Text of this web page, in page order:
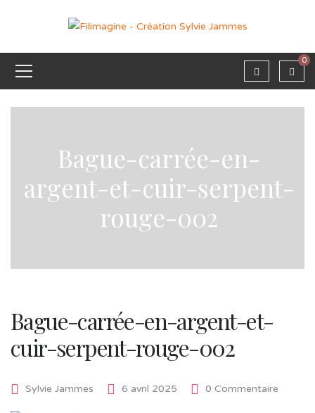
0
Bague-carrée-en-
argent-et-cuir-serpent-
rouge-002
Bague-carrée-en-argent-et-
cuir-serpent-rouge-002
Sylvie Jammes 6 avril 2025 0 Commentaire